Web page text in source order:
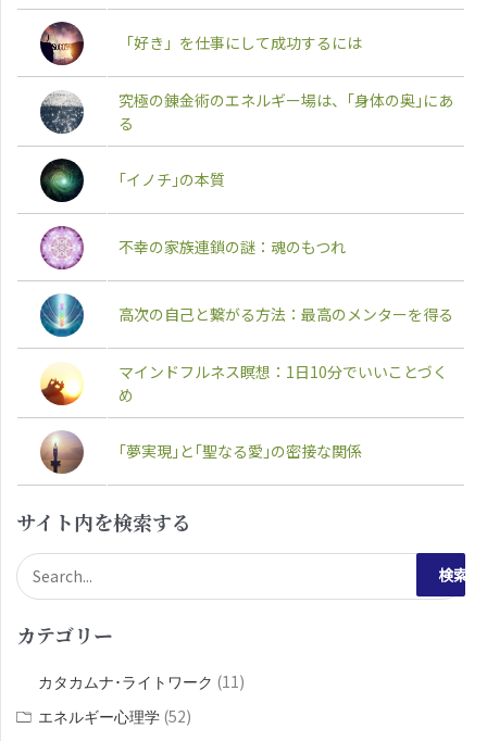
「好き」を仕事にして成功するには
究極の錬金術のエネルギー場は、｢身体の奥｣にあ
る
｢イノチ｣の本質
不幸の家族連鎖の謎：魂のもつれ
高次の自己と繋がる方法：最高のメンターを得る
マインドフルネス瞑想：1日10分でいいことづく
め
｢夢実現｣と｢聖なる愛｣の密接な関係
サイト内を検索する
検
対
カテゴリー
カタカムナ･ライトワーク (11)
エネルギー心理学 (52)